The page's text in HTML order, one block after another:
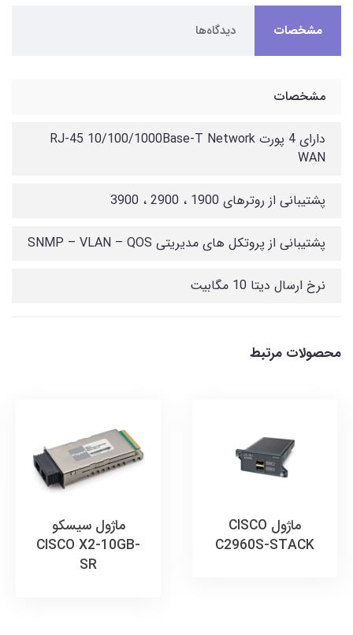
مشخصات دیدگاه‌ها
مشخصات
دارای 4 پورت RJ-45 10/100/1000Base-T Network
WAN
پشتیبانی از روترهای 1900 ، 2900 ، 3900
پشتیبانی از پروتکل های مدیریتی SNMP – VLAN – QOS
نرخ ارسال دیتا 10 مگابیت
محصولات مرتبط
ماژول CISCO
C2960S-STACK
ماژول سیسکو
CISCO X2-10GB-
SR